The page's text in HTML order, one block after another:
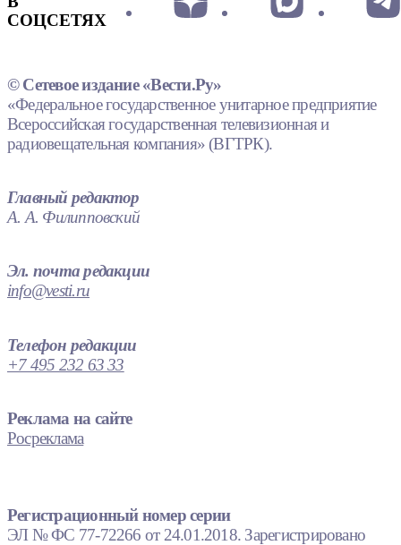
СОЦСЕТЯХ
© Сетевое издание «Вести.Ру»
«Федеральное государственное унитарное предприятие
Всероссийская государственная телевизионная и
радиовещательная компания» (ВГТРК).
Главный редактор
А. А. Филипповский
Эл. почта редакции
info@vesti.ru
Телефон редакции
+7 495 232 63 33
Реклама на сайте
Росреклама
Регистрационный номер серии
ЭЛ № ФС 77-72266 от 24.01.2018. Зарегистрировано